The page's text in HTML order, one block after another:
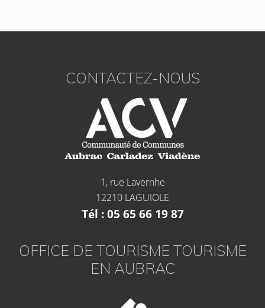
CONTACTEZ-NOUS
1, rue Lavernhe
12210 LAGUIOLE
Tél : 05 65 66 19 87
OFFICE DE TOURISME TOURISME
EN AUBRAC